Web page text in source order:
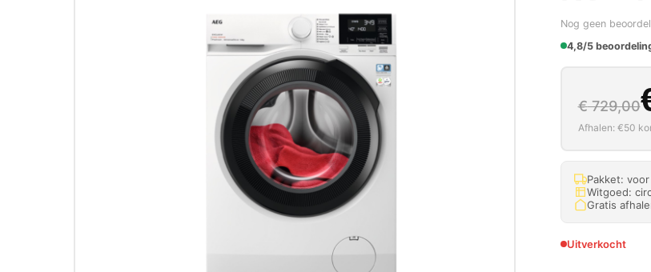
Nog geen
4,8/5
€729,00
Afhalen: €50
Pakket:
Witgoed:
Gratis
Uitverkocht